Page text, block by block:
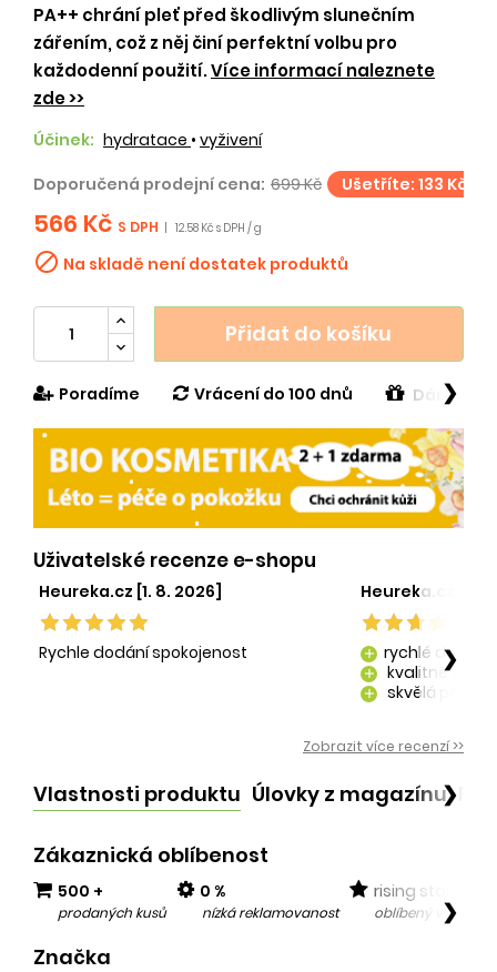
PA++ chrání pleť před škodlivým slunečním
zářením, což z něj činí perfektní volbu pro
každodenní použití.Více informací naleznete
zde >>
Účinek: hydratace • vyživení
Doporučená prodejní cena: 699 Kč Ušetříte: 133 Kč
566 Kč S DPH 12.58 Kč s DPH / g
 Na skladě není dostatek produktů
Přidat do košíku
Poradíme Vrácení do 100 dnů Dárek v
❯
Uživatelské recenze e-shopu
Heureka.cz [1. 8. 2026]
Rychle dodání spokojenost
Heureka.cz [29.
add rychlé dodání
add kvalitně
add skvělá péče o
❯
Zobrazit více recenzí >>
Vlastnosti produktu Úlovky z magazínu❯
Zákaznická oblíbenost
500 +
prodaných kusů
0 %
nízká reklamovanost
rising star
oblíbený v❯
Značka